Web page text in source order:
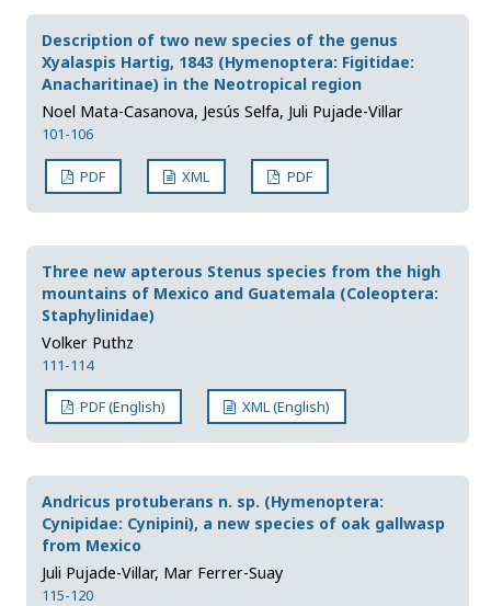
Description of two new species of the genus
Xyalaspis Hartig, 1843 (Hymenoptera: Figitidae:
Anacharitinae) in the Neotropical region
Noel Mata-Casanova, Jesús Selfa, Juli Pujade-Villar
101-106
PDF XML PDF
Three new apterous Stenus species from the high
mountains of Mexico and Guatemala (Coleoptera:
Staphylinidae)
Volker Puthz
111-114
PDF (English) XML (English)
Andricus protuberans n. sp. (Hymenoptera:
Cynipidae: Cynipini), a new species of oak gallwasp
from Mexico
Juli Pujade-Villar, Mar Ferrer-Suay
115-120